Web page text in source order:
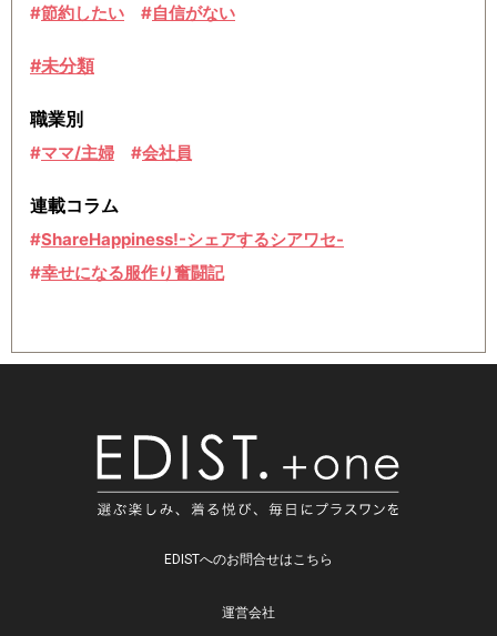
節約したい
自信がない
#未分類
職業別
ママ/主婦 会社員
連載コラム
ShareHappiness!-シェアするシアワセ-
幸せになる服作り奮闘記
EDISTへのお問合せはこちら
運営会社